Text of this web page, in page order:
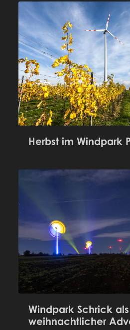
Herbst im Windpark
Windpark Schrick als
weihnachtlicher